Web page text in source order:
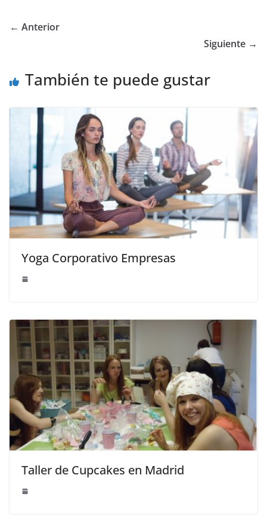
← Anterior
Siguiente →
También te puede gustar
Yoga Corporativo Empresas
Taller de Cupcakes en Madrid